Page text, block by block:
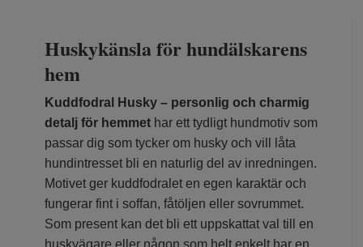
Huskykänsla för hundälskarens
hem
Kuddfodral Husky – personlig och charmig
detalj för hemmet har ett tydligt hundmotiv som
passar dig som tycker om husky och vill låta
hundintresset bli en naturlig del av inredningen.
Motivet ger kuddfodralet en egen karaktär och
fungerar fint i soffan, fåtöljen eller sovrummet.
Som present kan det bli ett uppskattat val till en